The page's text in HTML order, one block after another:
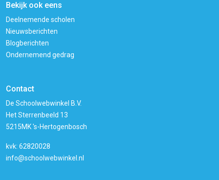
Bekijk ook eens
Deelnemende scholen
Nieuwsberichten
Blogberichten
Ondernemend gedrag
Contact
De Schoolwebwinkel B.V.
Het Sterrenbeeld 13
5215MK 's-Hertogenbosch
kvk: 62820028
info@schoolwebwinkel.nl